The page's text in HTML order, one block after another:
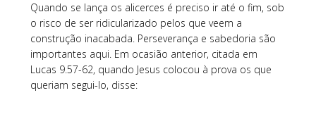
Quando se lança os alicerces é preciso ir até o fim, sob
o risco de ser ridicularizado pelos que veem a
construção inacabada. Perseverança e sabedoria são
importantes aqui. Em ocasião anterior, citada em
Lucas 9.57-62, quando Jesus colocou à prova os que
queriam segui-lo, disse: